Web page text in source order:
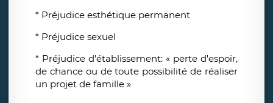
* Préjudice esthétique permanent
* Préjudice sexuel
* Préjudice d'établissement: « perte d'espoir,
de chance ou de toute possibilité de réaliser
un projet de famille »